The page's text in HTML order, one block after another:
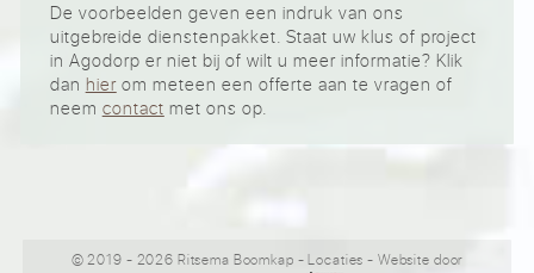
De voorbeelden geven een indruk van ons
uitgebreide dienstenpakket. Staat uw klus of project
in Agodorp er niet bij of wilt u meer informatie? Klik
dan hierom meteen een offerte aan te vragen of
neem contact met ons op.
© 2019 - 2026 Ritsema Boomkap -Locaties - Website door